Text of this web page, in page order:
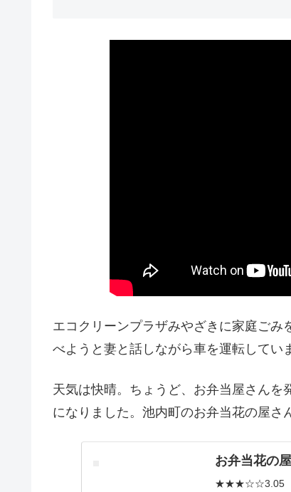
エコクリーンプラザみやざきに家庭ご
べようと妻と話しながら車を運転してい
天気は快晴。ちょうど、お弁当屋さんを
になりました。池内町のお弁当花の屋さ
お弁当花の
★★★☆☆3.05